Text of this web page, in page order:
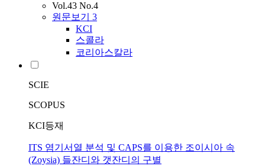
Vol.43 No.4
원문보기 3
KCI
스콜라
코리아스칼라
SCIE
SCOPUS
KCI등재
ITS 염기서열 분석 및 CAPS를 이용한 조이시아 속
(Zoysia) 들잔디와 갯잔디의 구별